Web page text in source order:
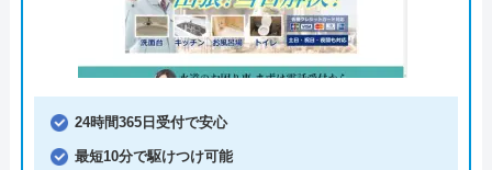
24時間365日受付で安心
最短10分で駆けつけ可能